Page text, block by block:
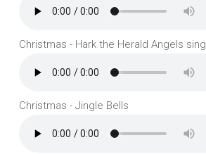
Christmas - Hark the Herald Angels sing
Christmas - Jingle Bells